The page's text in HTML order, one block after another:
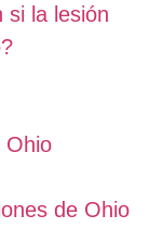
si la lesión
Ohio
de Ohio